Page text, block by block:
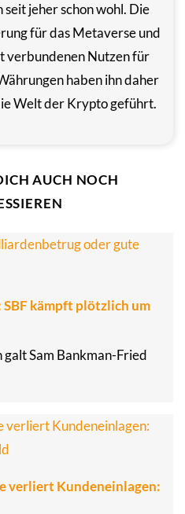
seit jeher schon wohl. Die
für das Metaverse und
verbundenen Nutzen für
haben ihn daher
Welt der Krypto geführt.
AUCH NOCH
kämpft plötzlich um
Sam Bankman-Fried
verliert Kundeneinlagen: